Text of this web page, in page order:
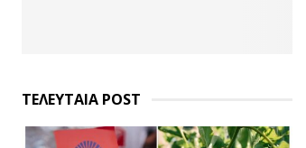
ΤΕΛΕΥΤΑΙΑ POST